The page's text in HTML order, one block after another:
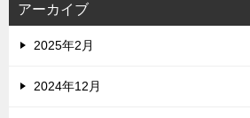
アーカイブ
2025年2月
2024年12月